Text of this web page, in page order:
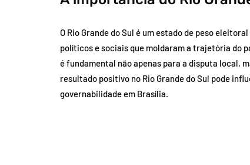
O Rio Grande do Sul é um estado de peso
políticos e sociais que moldaram a trajetória do
é fundamental não apenas para a disputa local,
resultado positivo no Rio Grande do Sul pode
governabilidade em Brasília.